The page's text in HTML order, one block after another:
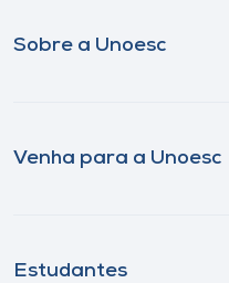
Sobre a Unoesc
Venha para a Unoesc
Estudantes